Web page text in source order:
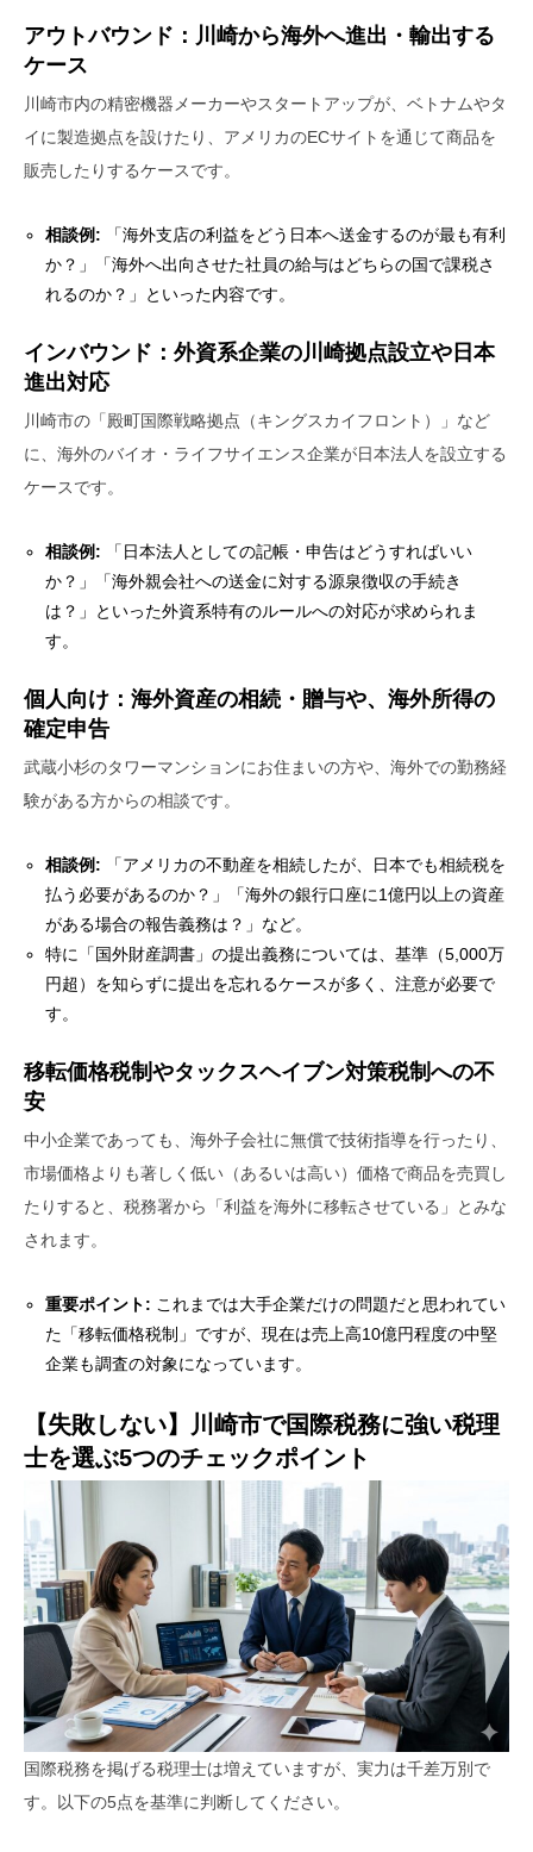
アウトバウンド：川崎から海外へ進出・輸出する
ケース
川崎市内の精密機器メーカーやスタートアップが、ベトナムやタ
イに製造拠点を設けたり、アメリカのECサイトを通じて商品を
販売したりするケースです。
相談例: 「海外支店の利益をどう日本へ送金するのが最も有利
か？」「海外へ出向させた社員の給与はどちらの国で課税さ
れるのか？」といった内容です。
インバウンド：外資系企業の川崎拠点設立や日本
進出対応
川崎市の「殿町国際戦略拠点（キングスカイフロント）」など
に、海外のバイオ・ライフサイエンス企業が日本法人を設立する
ケースです。
相談例: 「日本法人としての記帳・申告はどうすればいい
か？」「海外親会社への送金に対する源泉徴収の手続き
は？」といった外資系特有のルールへの対応が求められま
す。
個人向け：海外資産の相続・贈与や、海外所得の
確定申告
武蔵小杉のタワーマンションにお住まいの方や、海外での勤務経
験がある方からの相談です。
相談例: 「アメリカの不動産を相続したが、日本でも相続税を
払う必要があるのか？」「海外の銀行口座に1億円以上の資産
がある場合の報告義務は？」など。
特に「国外財産調書」の提出義務については、基準（5,000万
円超）を知らずに提出を忘れるケースが多く、注意が必要で
す。
移転価格税制やタックスヘイブン対策税制への不
安
中小企業であっても、海外子会社に無償で技術指導を行ったり、
市場価格よりも著しく低い（あるいは高い）価格で商品を売買し
たりすると、税務署から「利益を海外に移転させている」とみな
されます。
重要ポイント: これまでは大手企業だけの問題だと思われてい
た「移転価格税制」ですが、現在は売上高10億円程度の中堅
企業も調査の対象になっています。
【失敗しない】川崎市で国際税務に強い税理
士を選ぶ5つのチェックポイント
国際税務を掲げる税理士は増えていますが、実力は千差万別で
す。以下の5点を基準に判断してください。